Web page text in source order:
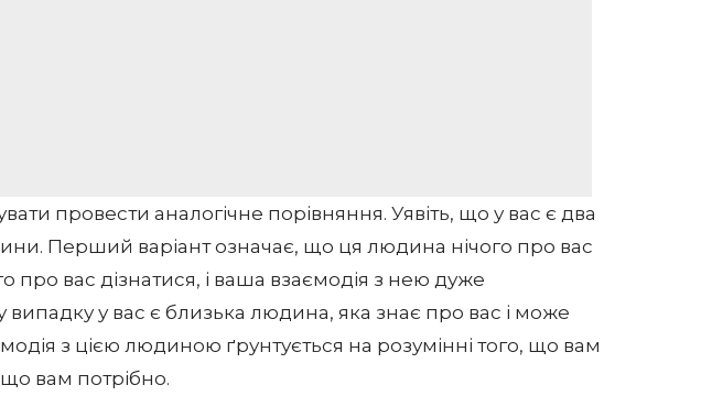
провести аналогічне порівняння. Уявіть, що у вас є два
Перший варіант означає, що ця людина нічого про вас
про вас дізнатися, і ваша взаємодія з нею дуже
у вас є близька людина, яка знає про вас і може
з цією людиною ґрунтується на розумінні того, що вам
що вам потрібно.